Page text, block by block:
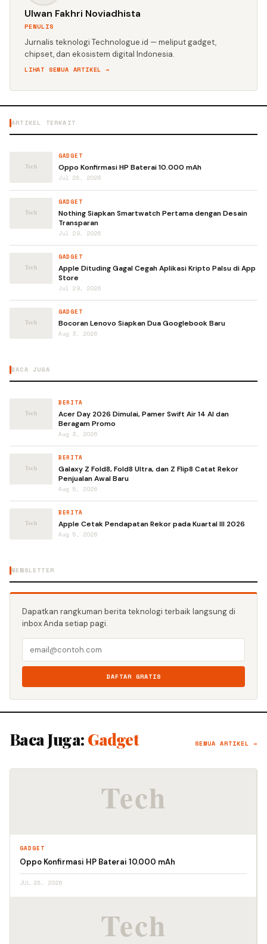
Ulwan Fakhri Noviadhista
PENULIS
Jurnalis teknologi Technologue.id — meliput gadget,
chipset, dan ekosistem digital Indonesia.
LIHAT SEMUA ARTIKEL →
ARTIKEL TERKAIT
GADGET
Oppo Konfirmasi HP Baterai 10.000 mAh
Jul 28, 2026
GADGET
Nothing Siapkan Smartwatch Pertama dengan Desain
Transparan
Jul 29, 2026
GADGET
Apple Dituding Gagal Cegah Aplikasi Kripto Palsu di App
Store
Jul 29, 2026
GADGET
Bocoran Lenovo Siapkan Dua Googlebook Baru
Aug 3, 2026
BACA JUGA
BERITA
Acer Day 2026 Dimulai, Pamer Swift Air 14 AI dan
Beragam Promo
Aug 3, 2026
BERITA
Galaxy Z Fold8, Fold8 Ultra, dan Z Flip8 Catat Rekor
Penjualan Awal Baru
Aug 5, 2026
BERITA
Apple Cetak Pendapatan Rekor pada Kuartal III 2026
Aug 5, 2026
NEWSLETTER
Dapatkan rangkuman berita teknologi terbaik langsung di
inbox Anda setiap pagi.
DAFTAR GRATIS
Baca Juga: Gadget SEMUA ARTIKEL →
GADGET
Oppo Konfirmasi HP Baterai 10.000 mAh
JUL 28, 2026